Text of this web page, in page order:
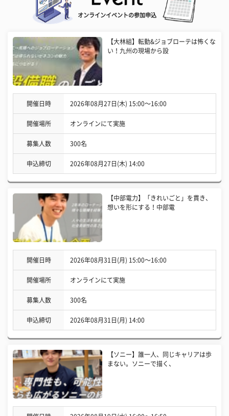
オンラインイベントの参加申込
【大林組】転勤&ジョブローテは怖くな
い！九州の現場から設
開催日時 2026年08月27日(木) 15:00〜16:00
開催場所 オンラインにて実施
募集人数 300名
申込締切 2026年08月27日(木) 14:00
【中部電力】「きれいごと」を貫き、
想いを形にする！中部電
開催日時 2026年08月31日(月) 15:00〜16:00
開催場所 オンラインにて実施
募集人数 300名
申込締切 2026年08月31日(月) 14:00
【ソニー】誰一人、同じキャリアは歩
まない。ソニーで描く、